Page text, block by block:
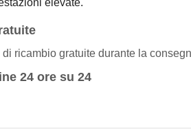
elevate.
ricambio gratuite durante la
24 ore su 24